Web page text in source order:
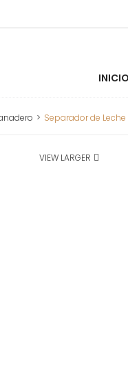
INICIO
> Separador de Leche
VIEW LARGER